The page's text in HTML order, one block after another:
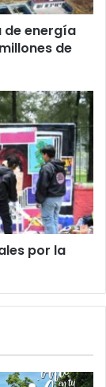
de energía
de
por la